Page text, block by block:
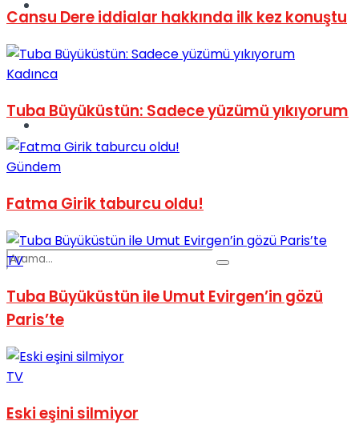
Podcast
No Result
Cansu Dere iddialar hakkında ilk kez konuştu
Kadınca
Tuba Büyüküstün: Sadece yüzümü yıkıyorum
Gündem
Fatma Girik taburcu oldu!
TV
Tuba Büyüküstün ile Umut Evirgen’in gözü
Paris’te
TV
Eski eşini silmiyor